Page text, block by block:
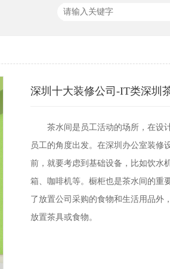
茶水间是员工活动的场所，在设
员工的角度出发。在深圳办公室装修
前，就要考虑到基础设备，比如饮水
箱、咖啡机等。橱柜也是茶水间的重
了放置公司采购的食物和生活用品外
放置茶具或食物。